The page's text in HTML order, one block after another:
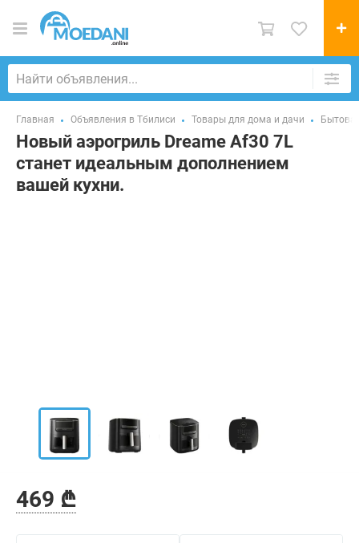
Главная Объявления в Тбилиси Товары для дома и дачи
Новый аэрогриль Dreame Af30 7L
станет идеальным дополнением
вашей кухни.
469 ₾